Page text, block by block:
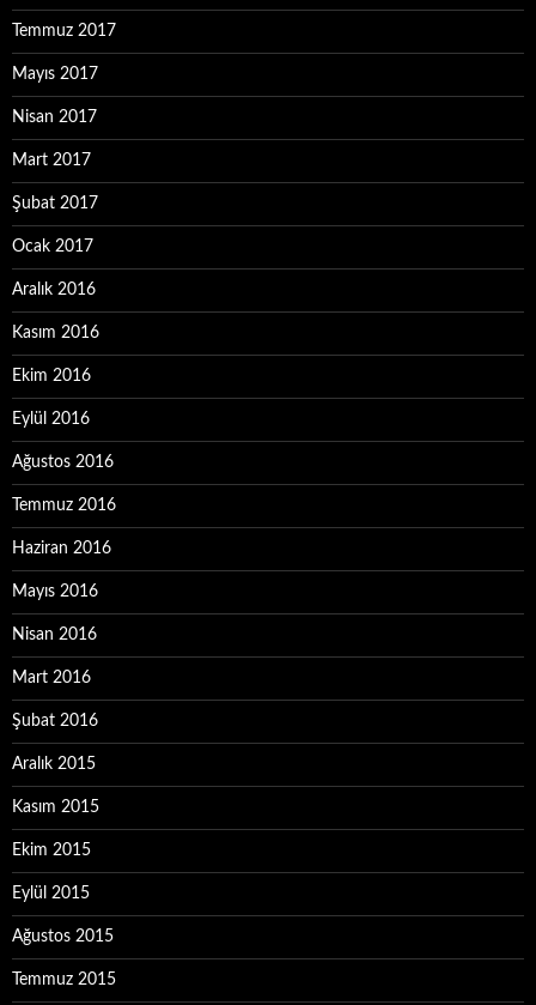
Temmuz 2017
Mayıs 2017
Nisan 2017
Mart 2017
Şubat 2017
Ocak 2017
Aralık 2016
Kasım 2016
Ekim 2016
Eylül 2016
Ağustos 2016
Temmuz 2016
Haziran 2016
Mayıs 2016
Nisan 2016
Mart 2016
Şubat 2016
Aralık 2015
Kasım 2015
Ekim 2015
Eylül 2015
Ağustos 2015
Temmuz 2015